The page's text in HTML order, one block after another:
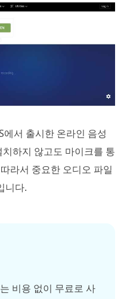
서 출시한 온라인 음성
하지 않고도 마이크를 통
라서 중요한 오디오 파일
니다.
비용 없이 무료로 사